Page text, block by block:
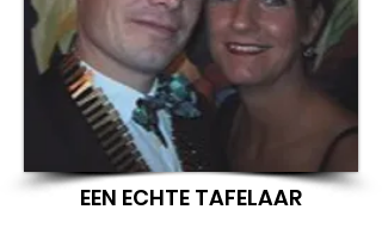
EEN ECHTE TAFELAAR